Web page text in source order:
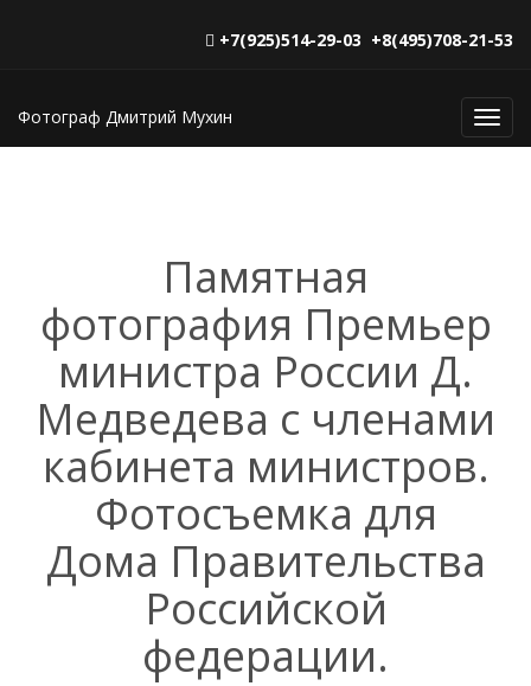
+7(925)514-29-03 +8(495)708-21-53
Фотограф Дмитрий Мухин
Памятная
фотография Премьер
министра России Д.
Медведева с членами
кабинета министров.
Фотосъемка для
Дома Правительства
Российской
федерации.